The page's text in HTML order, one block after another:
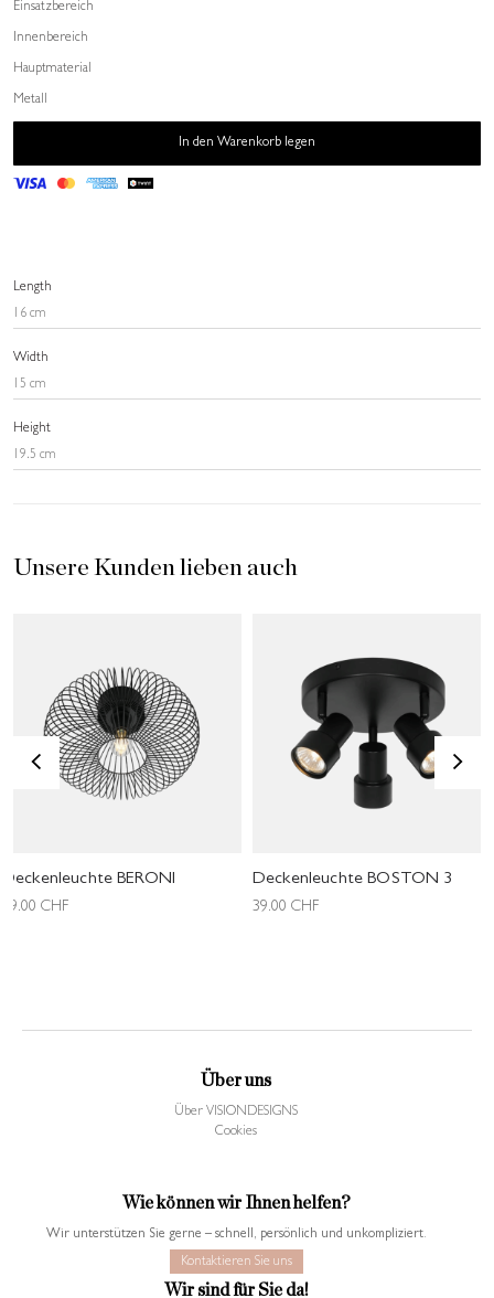
Einsatzbereich
Innenbereich
Hauptmaterial
Metall
In den Warenkorb legen
Length
16 cm
Width
15 cm
Height
19.5 cm
Unsere Kunden lieben auch
Deckenleuchte BERONI
69.00 CHF
Deckenleuchte BOSTON 3
39.00 CHF
< >
Über uns
Über VISIONDESIGNS
Cookies
Wie können wir Ihnen helfen?
Wir unterstützen Sie gerne – schnell, persönlich und unkompliziert.
Kontaktieren Sie uns
Wir sind für Sie da!